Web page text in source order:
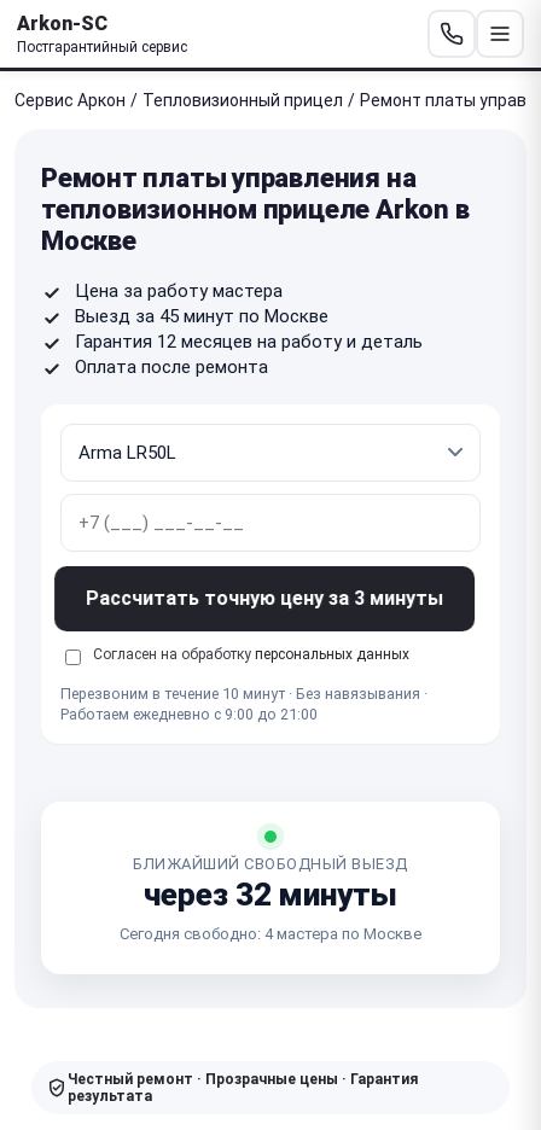
Arkon-SC
Постгарантийный сервис
Сервис Аркон / Тепловизионный прицел / Ремонт платы
Ремонт платы управления на
тепловизионном прицеле Arkon в
Москве
Цена за работу мастера
Выезд за 45 минут по Москве
Гарантия 12 месяцев на работу и деталь
Оплата после ремонта
Рассчитать точную цену за 3 минуты
Согласен на обработку персональных данных
Перезвоним в течение 10 минут · Без навязывания ·
Работаем ежедневно с 9:00 до 21:00
БЛИЖАЙШИЙ СВОБОДНЫЙ ВЫЕЗД
через 32 минуты
Сегодня свободно: 4 мастера по Москве
Честный ремонт · Прозрачные цены · Гарантия
результата